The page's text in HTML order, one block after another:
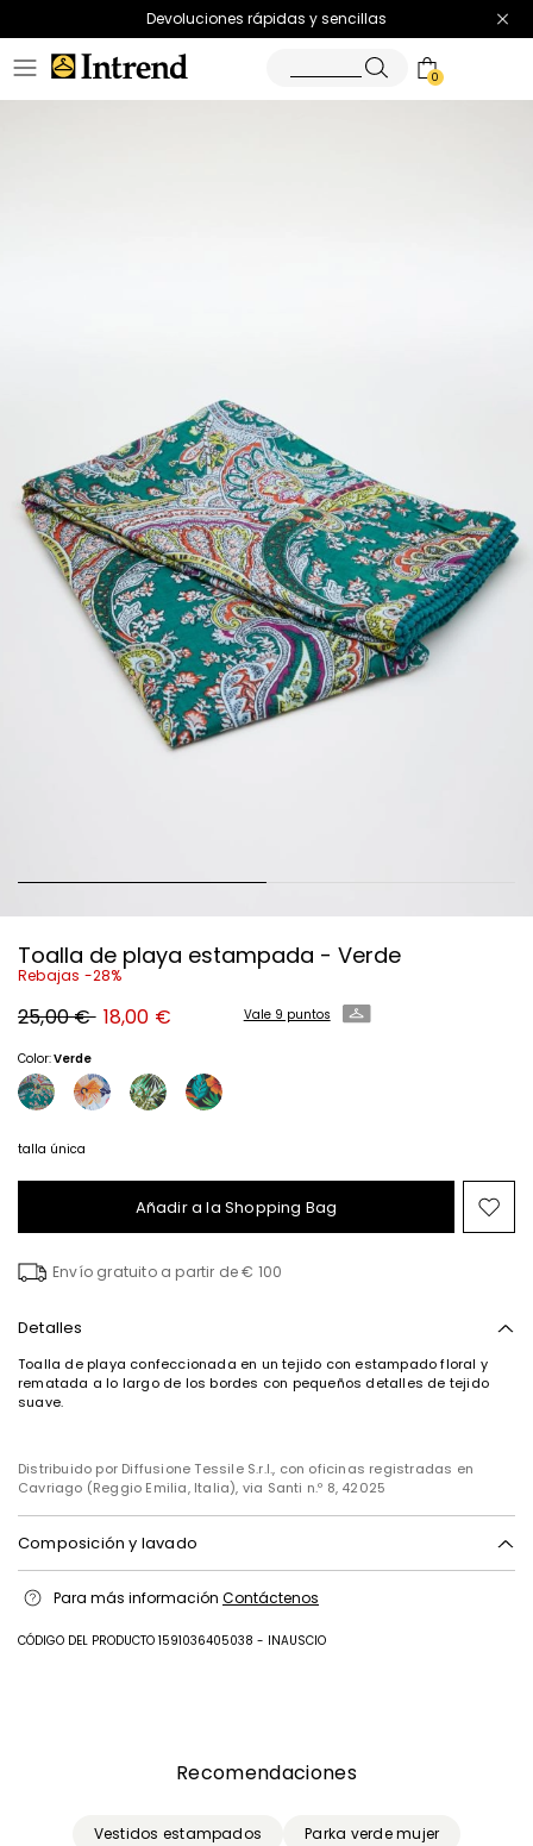
Devoluciones rápidas y sencillas
0
Toalla de playa estampada - Verde
Rebajas -28%
Precio
original
€
25,00 € Precio
nuevo
18,00 € Vale 9 puntos
Color:Verde
talla única
Añadir a la Shopping Bag
en
Envío gratuito a partir de € 100
Detalles
Toalla de playa confeccionada en un tejido con estampado floral y
rematada a lo largo de los bordes con pequeños detalles de tejido
suave.
Distribuido por Diffusione Tessile S.r.l., con oficinas registradas en
Cavriago (Reggio Emilia, Italia), via Santi n.º 8, 42025
Composición y lavado
secar a temperatura baja; secado normal a la sombra; planchado a
Para más información Contáctenos
CÓDIGO DEL PRODUCTO 1591036405038 - INAUSCIO
Recomendaciones
Vestidos estampados
Parka verde mujer